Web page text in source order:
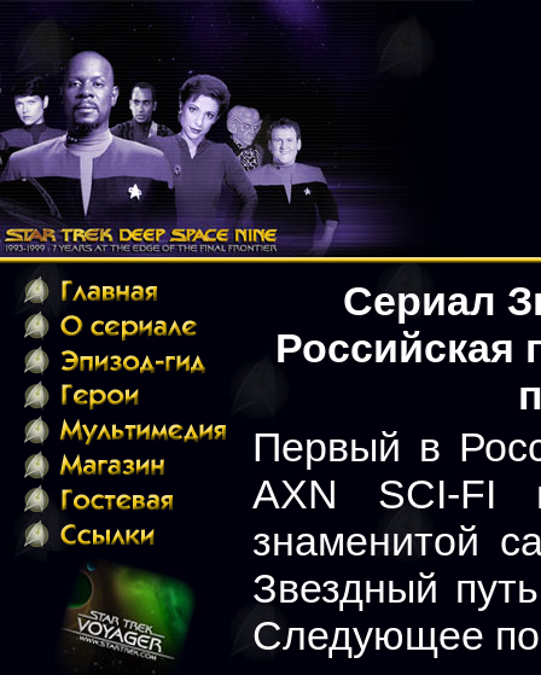
Сериал
Российская
Первый в
AXN SCI-FI
знаменитой
Звездный
Следующее